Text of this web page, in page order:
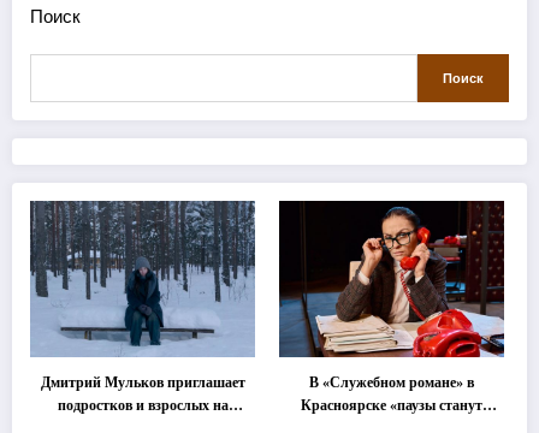
Поиск
Поиск
Дмитрий Мульков приглашает
подростков и взрослых на
В «Служебном романе» в
Красноярске «паузы станут